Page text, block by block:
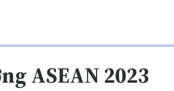
ASEAN 2023